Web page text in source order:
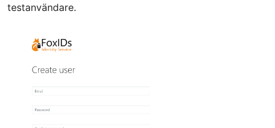
testanvändare.